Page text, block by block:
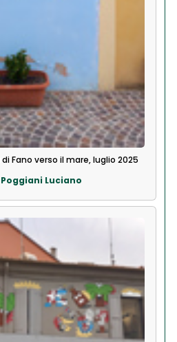
Fano verso il mare, luglio 2025
Luciano